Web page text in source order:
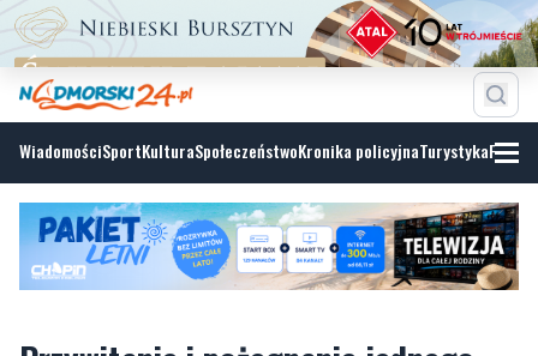
WiadomościSportKulturaSpołeczeństwoKronika policyjnaTurystyka